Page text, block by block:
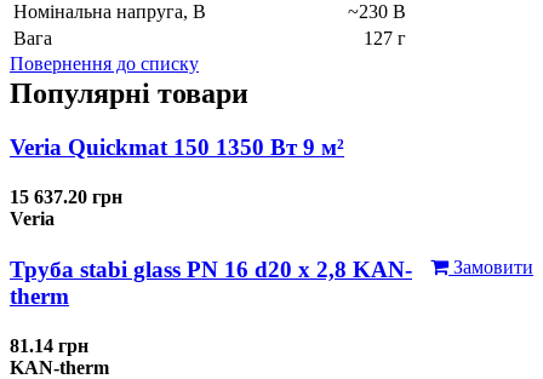
Номінальна напруга, В
~230 В
Вага
127 г
Повернення до списку
Популярні товари
Veria Quickmat 150 1350 Вт 9 м²
15 637.20 грн
Veria
Замовити
Труба stabi glass PN 16 d20 х 2,8 KAN-
therm
81.14 грн
KAN-therm